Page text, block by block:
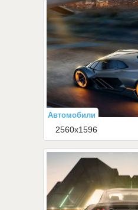
Автомобили
2560x1596